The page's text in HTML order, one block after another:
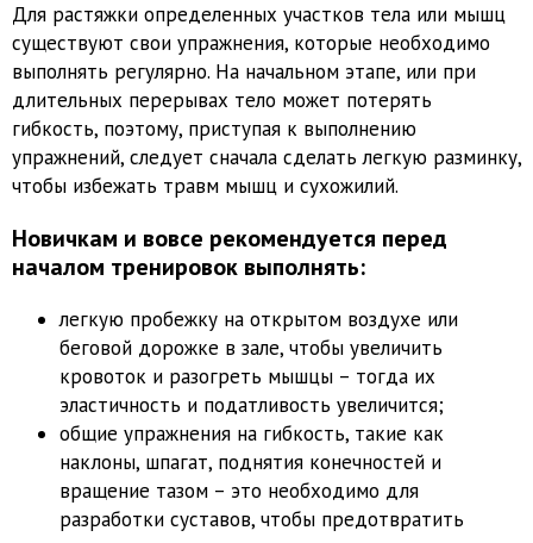
Для растяжки определенных участков тела или мышц
существуют свои упражнения, которые необходимо
выполнять регулярно. На начальном этапе, или при
длительных перерывах тело может потерять
гибкость, поэтому, приступая к выполнению
упражнений, следует сначала сделать легкую разминку,
чтобы избежать травм мышц и сухожилий.
Новичкам и вовсе рекомендуется перед
началом тренировок выполнять:
легкую пробежку на открытом воздухе или
беговой дорожке в зале, чтобы увеличить
кровоток и разогреть мышцы – тогда их
эластичность и податливость увеличится;
общие упражнения на гибкость, такие как
наклоны, шпагат, поднятия конечностей и
вращение тазом – это необходимо для
разработки суставов, чтобы предотвратить